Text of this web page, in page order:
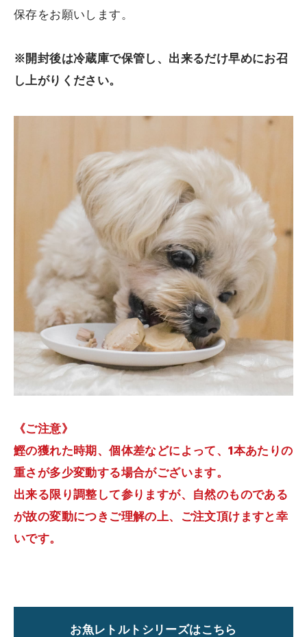
保存をお願いします。
※開封後は冷蔵庫で保管し、出来るだけ早めにお召
し上がりください。
《ご注意》
鰹の獲れた時期、個体差などによって、1本あたりの
重さが多少変動する場合がございます。
出来る限り調整して参りますが、自然のものである
が故の変動につきご理解の上、ご注文頂けますと幸
いです。
お魚レトルトシリーズはこちら